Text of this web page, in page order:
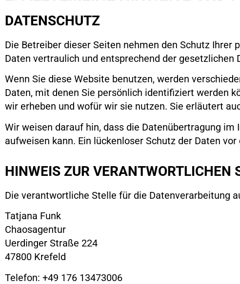
DATENSCHUTZ
Die Betreiber dieser Seiten nehmen den Schutz Ihrer
Daten vertraulich und entsprechend der
Wenn Sie diese Website benutzen, werden
Daten, mit denen Sie persönlich identifiziert werden
wir erheben und wofür wir sie nutzen. Sie erläutert
Wir weisen darauf hin, dass die Datenübertragung
aufweisen kann. Ein lückenloser Schutz der Daten
HINWEIS ZUR VERANTWORTLICHEN
Die verantwortliche Stelle für die Datenverarbeitung
Tatjana Funk
Chaosagentur
Uerdinger Straße 224
47800 Krefeld
Telefon: +49 176 13473006